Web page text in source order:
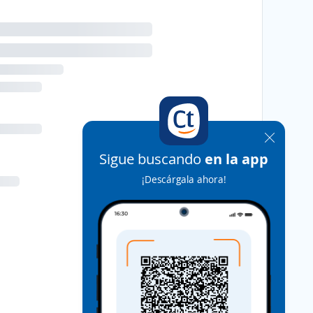
Sigue buscando en la app
¡Descárgala ahora!